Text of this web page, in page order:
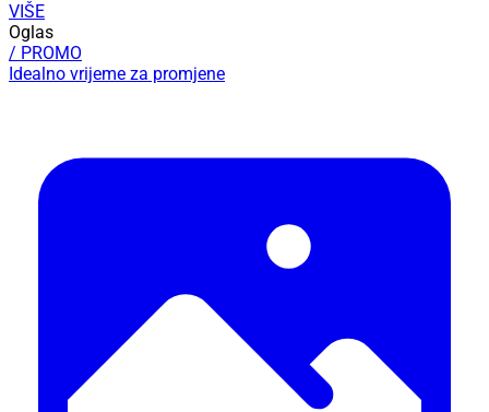
VIŠE
Oglas
/ PROMO
Idealno vrijeme za promjene